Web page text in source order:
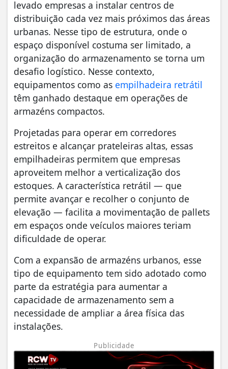
levado empresas a instalar centros de
distribuição cada vez mais próximos das áreas
urbanas. Nesse tipo de estrutura, onde o
espaço disponível costuma ser limitado, a
organização do armazenamento se torna um
desafio logístico. Nesse contexto,
equipamentos como as empilhadeira retrátil
têm ganhado destaque em operações de
armazéns compactos.
Projetadas para operar em corredores
estreitos e alcançar prateleiras altas, essas
empilhadeiras permitem que empresas
aproveitem melhor a verticalização dos
estoques. A característica retrátil — que
permite avançar e recolher o conjunto de
elevação — facilita a movimentação de pallets
em espaços onde veículos maiores teriam
dificuldade de operar.
Com a expansão de armazéns urbanos, esse
tipo de equipamento tem sido adotado como
parte da estratégia para aumentar a
capacidade de armazenamento sem a
necessidade de ampliar a área física das
instalações.
Publicidade